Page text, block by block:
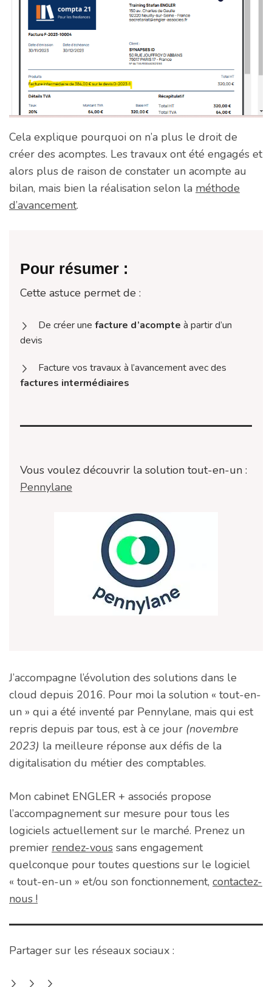
Cela explique pourquoi on n’a plus le droit de
créer des acomptes. Les travaux ont été engagés et
alors plus de raison de constater un acompte au
bilan, mais bien la réalisation selon la méthode
d’avancement.
Pour résumer :
Cette astuce permet de :
De créer une facture d’acompte à partir d’un
devis
Facture vos travaux à l’avancement avec des
factures intermédiaires
Vous voulez découvrir la solution tout-en-un :
Pennylane
J’accompagne l’évolution des solutions dans le
cloud depuis 2016. Pour moi la solution « tout-en-
un » qui a été inventé par Pennylane, mais qui est
repris depuis par tous, est à ce jour (novembre
2023) la meilleure réponse aux défis de la
digitalisation du métier des comptables.
Mon cabinet ENGLER + associés propose
l’accompagnement sur mesure pour tous les
logiciels actuellement sur le marché. Prenez un
premier rendez-vous sans engagement
quelconque pour toutes questions sur le logiciel
« tout-en-un » et/ou son fonctionnement, contactez-
nous !
Partager sur les réseaux sociaux :